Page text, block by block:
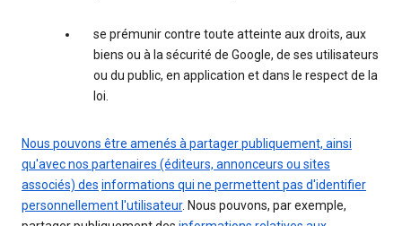
se prémunir contre toute atteinte aux droits, aux
biens ou à la sécurité de Google, de ses utilisateurs
ou du public, en application et dans le respect de la
loi.
Nous pouvons être amenés à partager publiquement, ainsi
qu'avec nos partenaires (éditeurs, annonceurs ou sites
associés) des informations qui ne permettent pas d'identifier
personnellement l'utilisateur. Nous pouvons, par exemple,